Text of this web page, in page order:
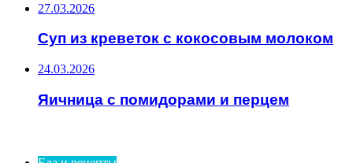
27.03.2026
Суп из креветок с кокосовым молоком
24.03.2026
Яичница с помидорами и перцем